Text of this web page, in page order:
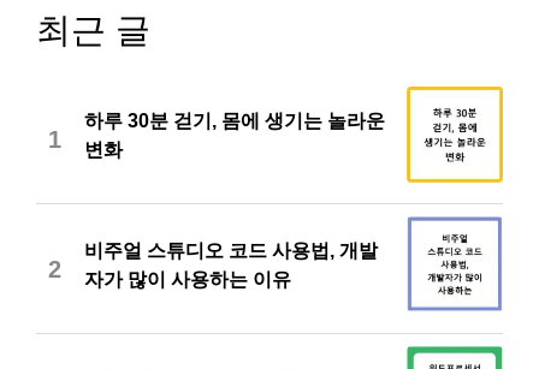
최근 글
1
하루 30분 걷기, 몸에 생기는 놀라운
변화
2
비주얼 스튜디오 코드 사용법, 개발
자가 많이 사용하는 이유